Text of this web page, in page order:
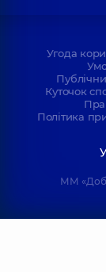
Угода
Куточок
Політика
ММ